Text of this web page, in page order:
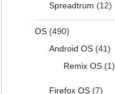
Spreadtrum (12)
OS(490)
Android OS(41)
Remix OS(1)
Firefox OS(7)